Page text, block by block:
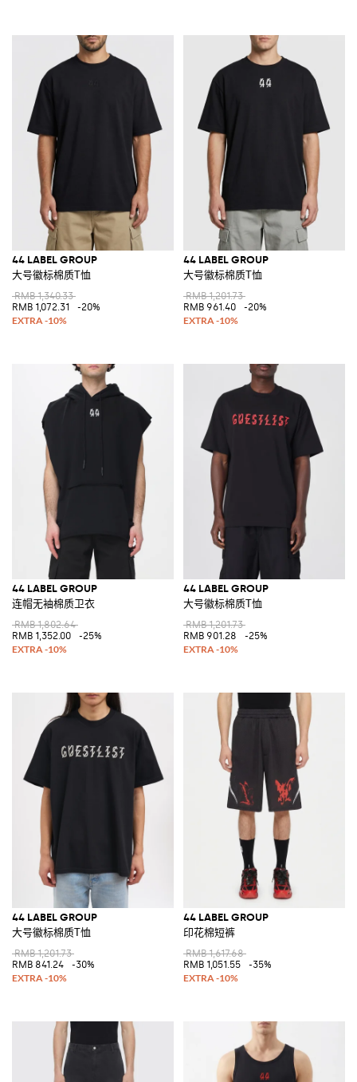
44 LABEL GROUP
大号徽标棉质T恤
RMB 1,340.33
RMB 1,072.31
-20%
44 LABEL GROUP
大号徽标棉质T恤
RMB 1,201.73
RMB 961.40
-20%
44 LABEL GROUP
连帽无袖棉质卫衣
RMB 1,802.64
RMB 1,352.00
-25%
44 LABEL GROUP
大号徽标棉质T恤
RMB 1,201.73
RMB 901.28
-25%
44 LABEL GROUP
大号徽标棉质T恤
RMB 1,201.73
RMB 841.24
-30%
44 LABEL GROUP
印花棉短裤
RMB 1,617.68
RMB 1,051.55
-35%